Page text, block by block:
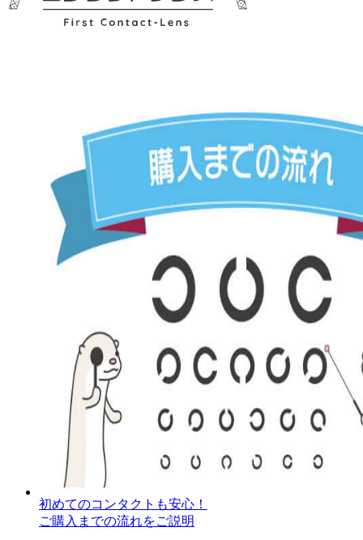
初めてのコンタクトも安心！
ご購入までの流れをご説明